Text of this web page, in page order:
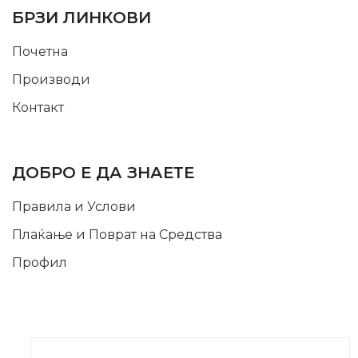
БРЗИ ЛИНКОВИ
Почетна
Производи
Контакт
ДОБРО Е ДА ЗНАЕТЕ
Правила и Услови
Плаќање и Поврат на Средства
Профил